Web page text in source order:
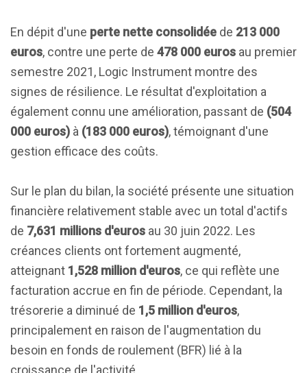
En dépit d'une perte nette consolidée de 213 000
euros, contre une perte de 478 000 euros au premier
semestre 2021, Logic Instrument montre des
signes de résilience. Le résultat d'exploitation a
également connu une amélioration, passant de (504
000 euros) à (183 000 euros), témoignant d'une
gestion efficace des coûts.
Sur le plan du bilan, la société présente une situation
financière relativement stable avec un total d'actifs
de 7,631 millions d'euros au 30 juin 2022. Les
créances clients ont fortement augmenté,
atteignant 1,528 million d'euros, ce qui reflète une
facturation accrue en fin de période. Cependant, la
trésorerie a diminué de 1,5 million d'euros,
principalement en raison de l'augmentation du
besoin en fonds de roulement (BFR) lié à la
croissance de l'activité.